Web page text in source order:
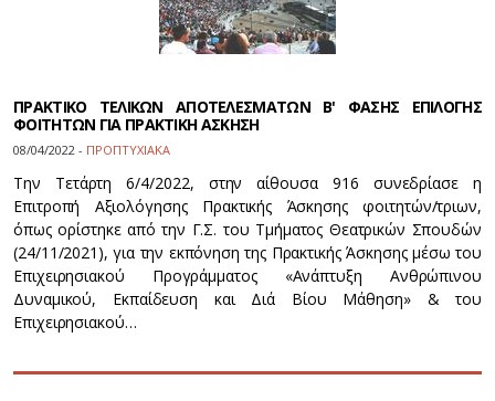
ΠΡΑΚΤΙΚΟ ΤΕΛΙΚΩΝ ΑΠΟΤΕΛΕΣΜΑΤΩΝ Β' ΦΑΣΗΣ ΕΠΙΛΟΓΗΣ
ΦΟΙΤΗΤΩΝ ΓΙΑ ΠΡΑΚΤΙΚΗ ΑΣΚΗΣΗ
08/04/2022 - ΠΡΟΠΤΥΧΙΑΚΑ
Την Τετάρτη 6/4/2022, στην αίθουσα 916 συνεδρίασε η
Επιτροπή Αξιολόγησης Πρακτικής Άσκησης φοιτητών/τριων,
όπως ορίστηκε από την Γ.Σ. του Τμήματος Θεατρικών Σπουδών
(24/11/2021), για την εκπόνηση της Πρακτικής Άσκησης μέσω του
Επιχειρησιακού Προγράμματος «Ανάπτυξη Ανθρώπινου
Δυναμικού, Εκπαίδευση και Διά Βίου Μάθηση» & του
Επιχειρησιακού…